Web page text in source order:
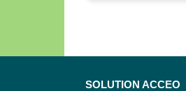
SOLUTION ACCEO